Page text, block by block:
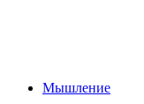
Мышление